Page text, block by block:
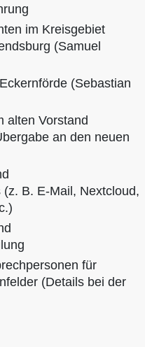
im Kreisgebiet
(Samuel
(Sebastian
alten Vorstand
an den neuen
B. E-Mail, Nextcloud,
für
(Details bei der